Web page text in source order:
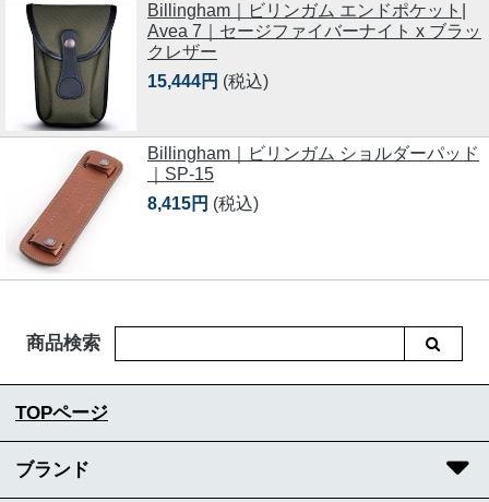
Billingham｜ビリンガム エンドポケット|
Avea 7｜セージファイバーナイト x ブラッ
クレザー
15,444円 (税込)
Billingham｜ビリンガム ショルダーパッド
｜SP-15
8,415円 (税込)
商品検索
TOPページ
ブランド